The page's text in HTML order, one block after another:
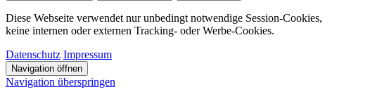
Diese Webseite verwendet nur unbedingt notwendige Session-Cookies,
keine internen oder externen Tracking- oder Werbe-Cookies.
Datenschutz Impressum
Navigation öffnen
Navigation überspringen